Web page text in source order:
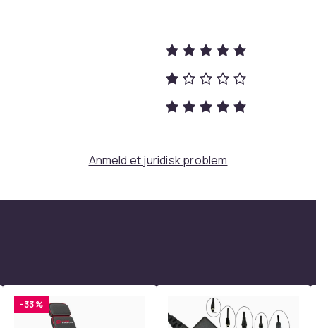
Trådløs
Anmeld et juridisk problem
-33 %